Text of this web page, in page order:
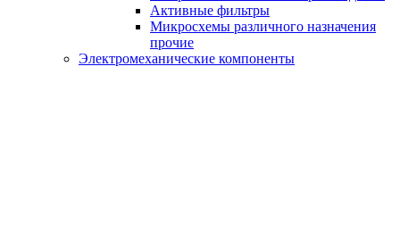
Активные фильтры
Микросхемы различного назначения
прочие
Электромеханические компоненты